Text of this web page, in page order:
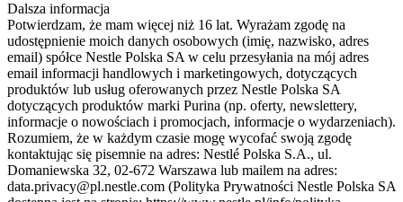
Dalsza informacja
Potwierdzam, że mam więcej niż 16 lat. Wyrażam zgodę na
udostępnienie moich danych osobowych (imię, nazwisko, adres
email) spółce Nestle Polska SA w celu przesyłania na mój adres
email informacji handlowych i marketingowych, dotyczących
produktów lub usług oferowanych przez Nestle Polska SA
dotyczących produktów marki Purina (np. oferty, newslettery,
informacje o nowościach i promocjach, informacje o wydarzeniach).
Rozumiem, że w każdym czasie mogę wycofać swoją zgodę
kontaktując się pisemnie na adres: Nestlé Polska S.A., ul.
Domaniewska 32, 02-672 Warszawa lub mailem na adres:
data.privacy@pl.nestle.com (Polityka Prywatności Nestle Polska SA